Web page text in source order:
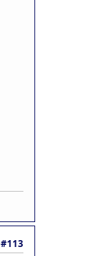
#113